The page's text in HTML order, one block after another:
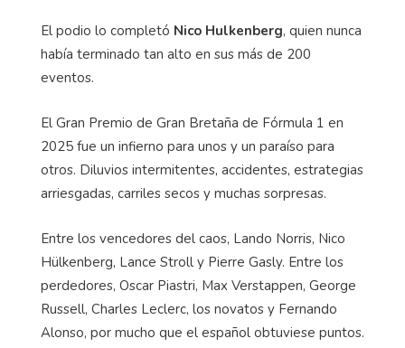
El podio lo completó Nico Hulkenberg, quien nunca
había terminado tan alto en sus más de 200
eventos.
El Gran Premio de Gran Bretaña de Fórmula 1 en
2025 fue un infierno para unos y un paraíso para
otros. Diluvios intermitentes, accidentes, estrategias
arriesgadas, carriles secos y muchas sorpresas.
Entre los vencedores del caos, Lando Norris, Nico
Hülkenberg, Lance Stroll y Pierre Gasly. Entre los
perdedores, Oscar Piastri, Max Verstappen, George
Russell, Charles Leclerc, los novatos y Fernando
Alonso, por mucho que el español obtuviese puntos.